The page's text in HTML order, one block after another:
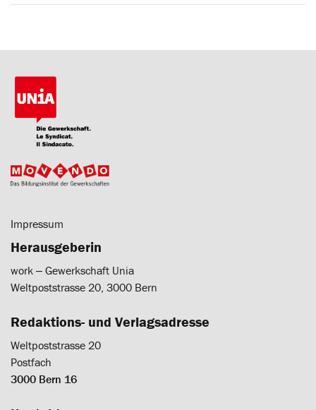
Impressum
Herausgeberin
work ‒ Gewerkschaft Unia
Weltpoststrasse 20, 3000 Bern
Redaktions- und Verlagsadresse
Weltpoststrasse 20
Postfach
3000 Bern 16